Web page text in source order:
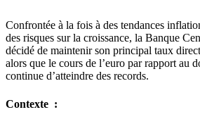
Confrontée à la fois à des tendances
des risques sur la croissance, la Banque
décidé de maintenir son principal taux
alors que le cours de l’euro par rapport au
continue d’atteindre des records.
Contexte :